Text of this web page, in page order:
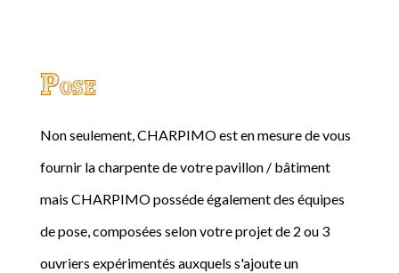
Pose
Non seulement, CHARPIMO est en mesure de vous
fournir la charpente de votre pavillon / bâtiment
mais CHARPIMO posséde également des équipes
de pose, composées selon votre projet de 2 ou 3
ouvriers expérimentés auxquels s'ajoute un